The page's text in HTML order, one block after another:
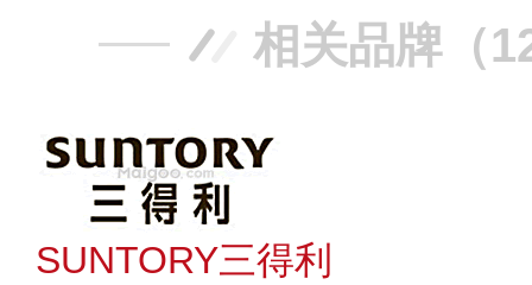
相关品牌（
SUNTORY三得利